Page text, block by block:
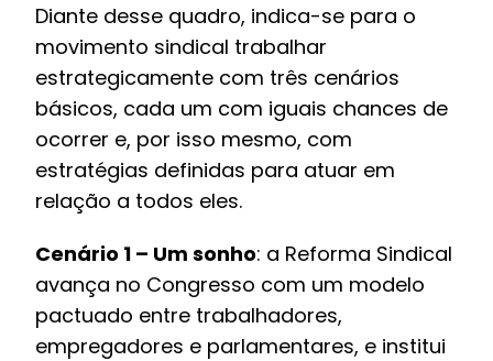
Diante desse quadro, indica-se para o
movimento sindical trabalhar
estrategicamente com três cenários
básicos, cada um com iguais chances de
ocorrer e, por isso mesmo, com
estratégias definidas para atuar em
relação a todos eles.
Cenário 1 – Um sonho: a Reforma Sindical
avança no Congresso com um modelo
pactuado entre trabalhadores,
empregadores e parlamentares, e institui